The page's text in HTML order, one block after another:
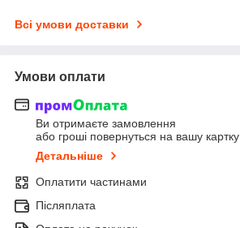
Всі умови доставки
Умови оплати
Ви отримаєте замовлення
або гроші повернуться на вашу картку
Детальніше
Оплатити частинами
Післяплата